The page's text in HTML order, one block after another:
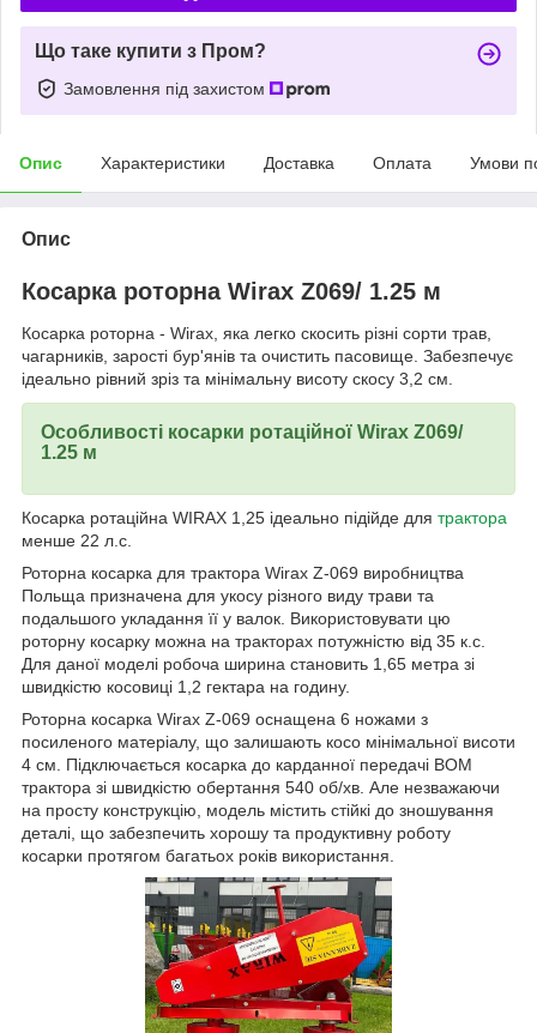
Що таке купити з Пром?
Замовлення під захистом
Опис Характеристики Доставка Оплата Умови
Опис
Косарка роторна Wirax Z069/ 1.25 м
Косарка роторна - Wirax, яка легко скосить різні сорти трав,
чагарників, зарості бур'янів та очистить пасовище. Забезпечує
ідеально рівний зріз та мінімальну висоту скосу 3,2 см.
Особливості косарки ротаційної Wirax Z069/
1.25 м
Косарка ротаційна WIRAX 1,25 ідеально підійде для трактора
менше 22 л.с.
Роторна косарка для трактора Wirax Z-069 виробництва
Польща призначена для укосу різного виду трави та
подальшого укладання її у валок. Використовувати цю
роторну косарку можна на тракторах потужністю від 35 к.с.
Для даної моделі робоча ширина становить 1,65 метра зі
швидкістю косовиці 1,2 гектара на годину.
Роторна косарка Wirax Z-069 оснащена 6 ножами з
посиленого матеріалу, що залишають косо мінімальної висоти
4 см. Підключається косарка до карданної передачі BOM
трактора зі швидкістю обертання 540 об/хв. Але незважаючи
на просту конструкцію, модель містить стійкі до зношування
деталі, що забезпечить хорошу та продуктивну роботу
косарки протягом багатьох років використання.